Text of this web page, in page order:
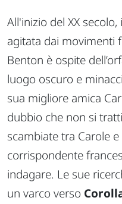
All'inizio del XX
agitata dai movimenti
Benton è ospite
luogo oscuro e
sua migliore amica
dubbio che non si
scambiate tra Carole
corrispondente
indagare. Le sue
un varco verso